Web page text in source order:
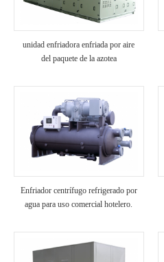
unidad enfriadora enfriada por aire
del paquete de la azotea
Enfriador centrífugo refrigerado por
agua para uso comercial hotelero.